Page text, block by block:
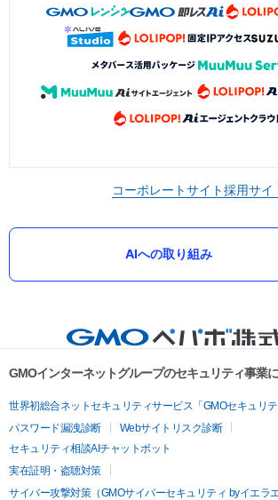
コーポレートサイト採用サイ
AIへの取り組み
GMOインターネットグループのセキュリティ事業
世界初総合ネットセキュリティサービス「GMOセキュリテ
パスワード漏洩診断
Webサイトリスク診断
セキュリティ相談AIチャットボット
実在証明・盗聴対策
サイバー攻撃対策（GMOサイバーセキュリティ byイエラエ